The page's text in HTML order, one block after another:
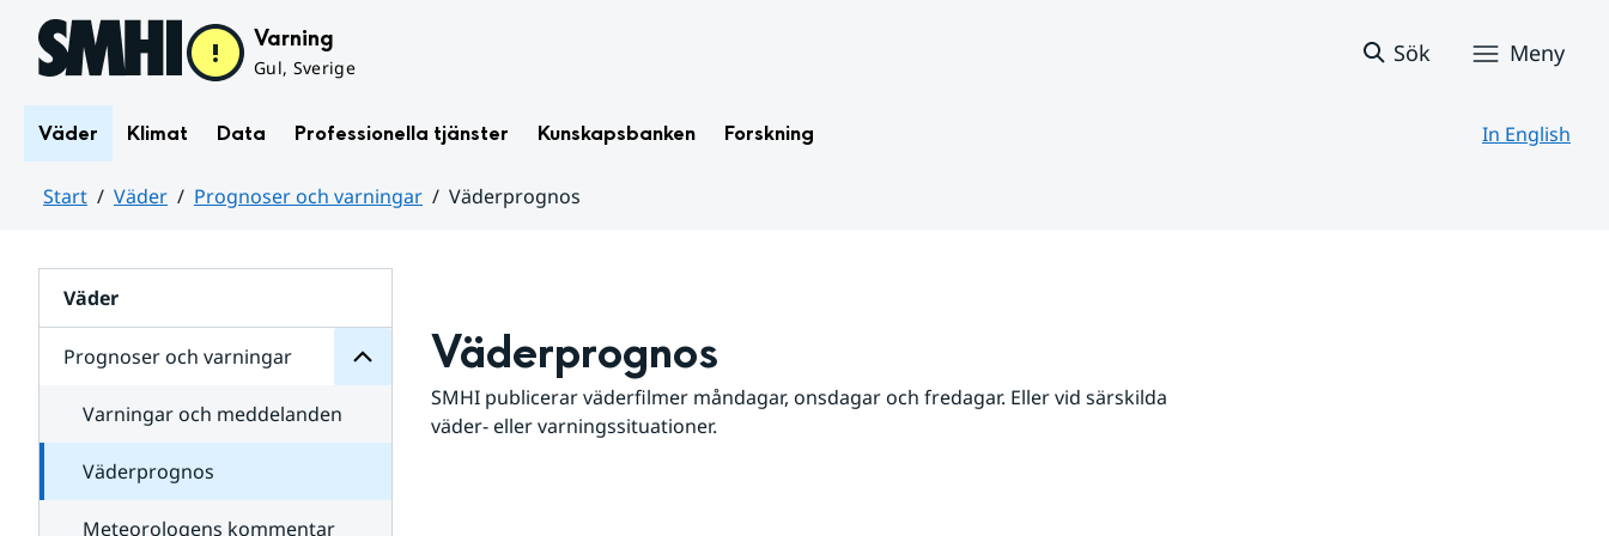
Hoppa till sidans innehåll Varning
Gul, Sverige
Sök Meny
Väder Klimat Data Professionella tjänster Kunskapsbanken Forskning In English
Start Väder Prognoser och varningar
Väderprognos
Väder
Prognoser och varningar
för
varningar
Varningar och meddelanden
Väderprognos
Meteorologens kommentar
Väderprognos
SMHI publicerar väderfilmer måndagar, onsdagar och fredagar. Eller vid särskilda
väder- eller varningssituationer.